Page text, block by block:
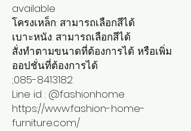
available
โครงเหล็ก: สามารถเลือกสีได้
เบาะหนัง: สามารถเลือกสีได้
สั่งทำตามขนาดที่ต้องการได้ หรือเพิ่ม
ออปชั่นที่ต้องการได้
;085-8413182
Line id : @fashionhome
https://www.fashion-home-
furniture.com/